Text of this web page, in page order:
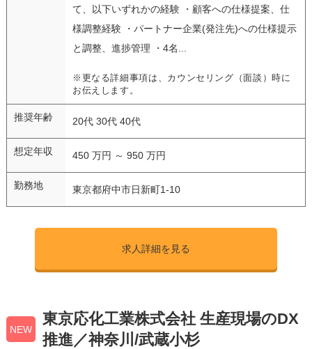
て、以下いずれかの経験 ・顧客への仕様提案、仕
様調整経験 ・パートナー企業(発注先)への仕様提示
と調整、進捗管理 ・4名...
※更なる詳細事項は、カウンセリング（面談）時に
お伝えします。
推奨年齢 20代 30代 40代
想定年収 450 万円 ～ 950 万円
勤務地 東京都府中市日新町1-10
求人詳細を見る
NEW
東京応化工業株式会社 生産現場のDX
推進／神奈川/武蔵小杉